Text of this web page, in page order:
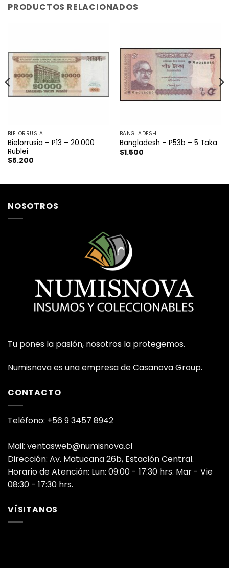
PRODUCTOS RELACIONADOS
BIELORRUSIA
Bielorrusia – P13 – 20.000
Rublei
$5.200
BANGLADESH
Bangladesh – P53b – 5 Taka
$1.500
NOSOTROS
Tu pones la pasión, nosotros la protegemos.
Numisnova es una empresa de Casanova Group.
CONTACTO
Teléfono: +56 9 3457 8942
Mail: ventasweb@numisnova.cl
Dirección: Av. Matucana 26b, Estación Central.
Horario de Atención: Lun: 09:00 - 17:30 hrs. Mar - Vie
08:30 - 17:30 hrs.
VÍSITANOS